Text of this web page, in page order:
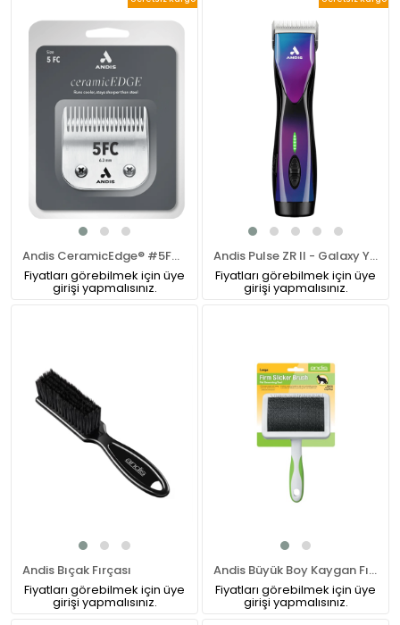
Andis CeramicEdge® #5FC Numara Pet Tıraş Makinesi Bıçağı
Fiyatları görebilmek için üye
girişi yapmalısınız.
Andis Pulse ZR II - Galaxy Yedek Bataryalı Kablosuz Tıraş Makinesi (79205)
Fiyatları görebilmek için üye
girişi yapmalısınız.
Andis Bıçak Fırçası
Fiyatları görebilmek için üye
girişi yapmalısınız.
Andis Büyük Boy Kaygan Fırça
Fiyatları görebilmek için üye
girişi yapmalısınız.